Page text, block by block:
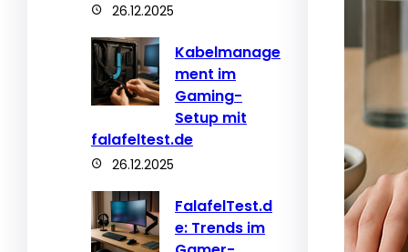
26.12.2025
Kabelmanage
ment im
Gaming-
Setup mit
falafeltest.de
26.12.2025
FalafelTest.d
e: Trends im